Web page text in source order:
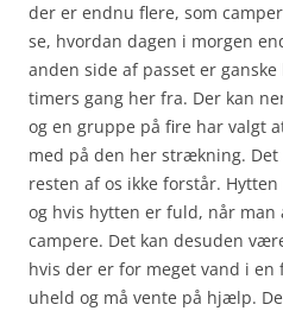
der er endnu flere, som
se, hvordan dagen i morgen
anden side af passet er
timers gang her fra. Der kan
og en gruppe på fire har valgt
med på den her strækning.
resten af os ikke forstår.
og hvis hytten er fuld, når man
campere. Det kan desuden
hvis der er for meget vand i
uheld og må vente på hjælp.